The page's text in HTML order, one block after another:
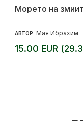
Морето на
АВТОР: Мая Ибрахим
15.00 EUR